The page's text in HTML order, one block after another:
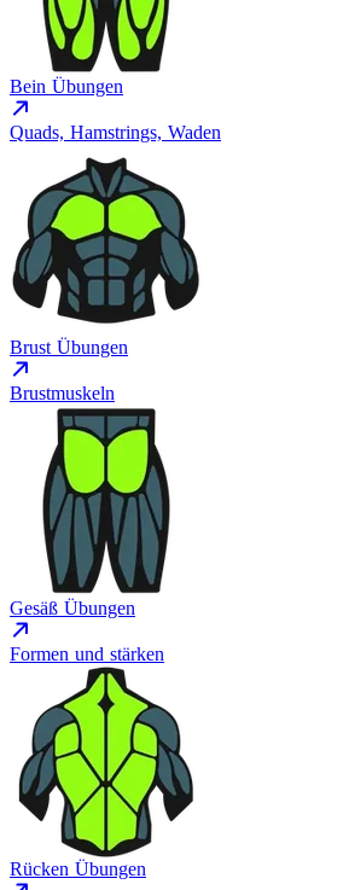
Bein Übungen
Quads, Hamstrings, Waden
Brust Übungen
Brustmuskeln
Gesäß Übungen
Formen und stärken
Rücken Übungen